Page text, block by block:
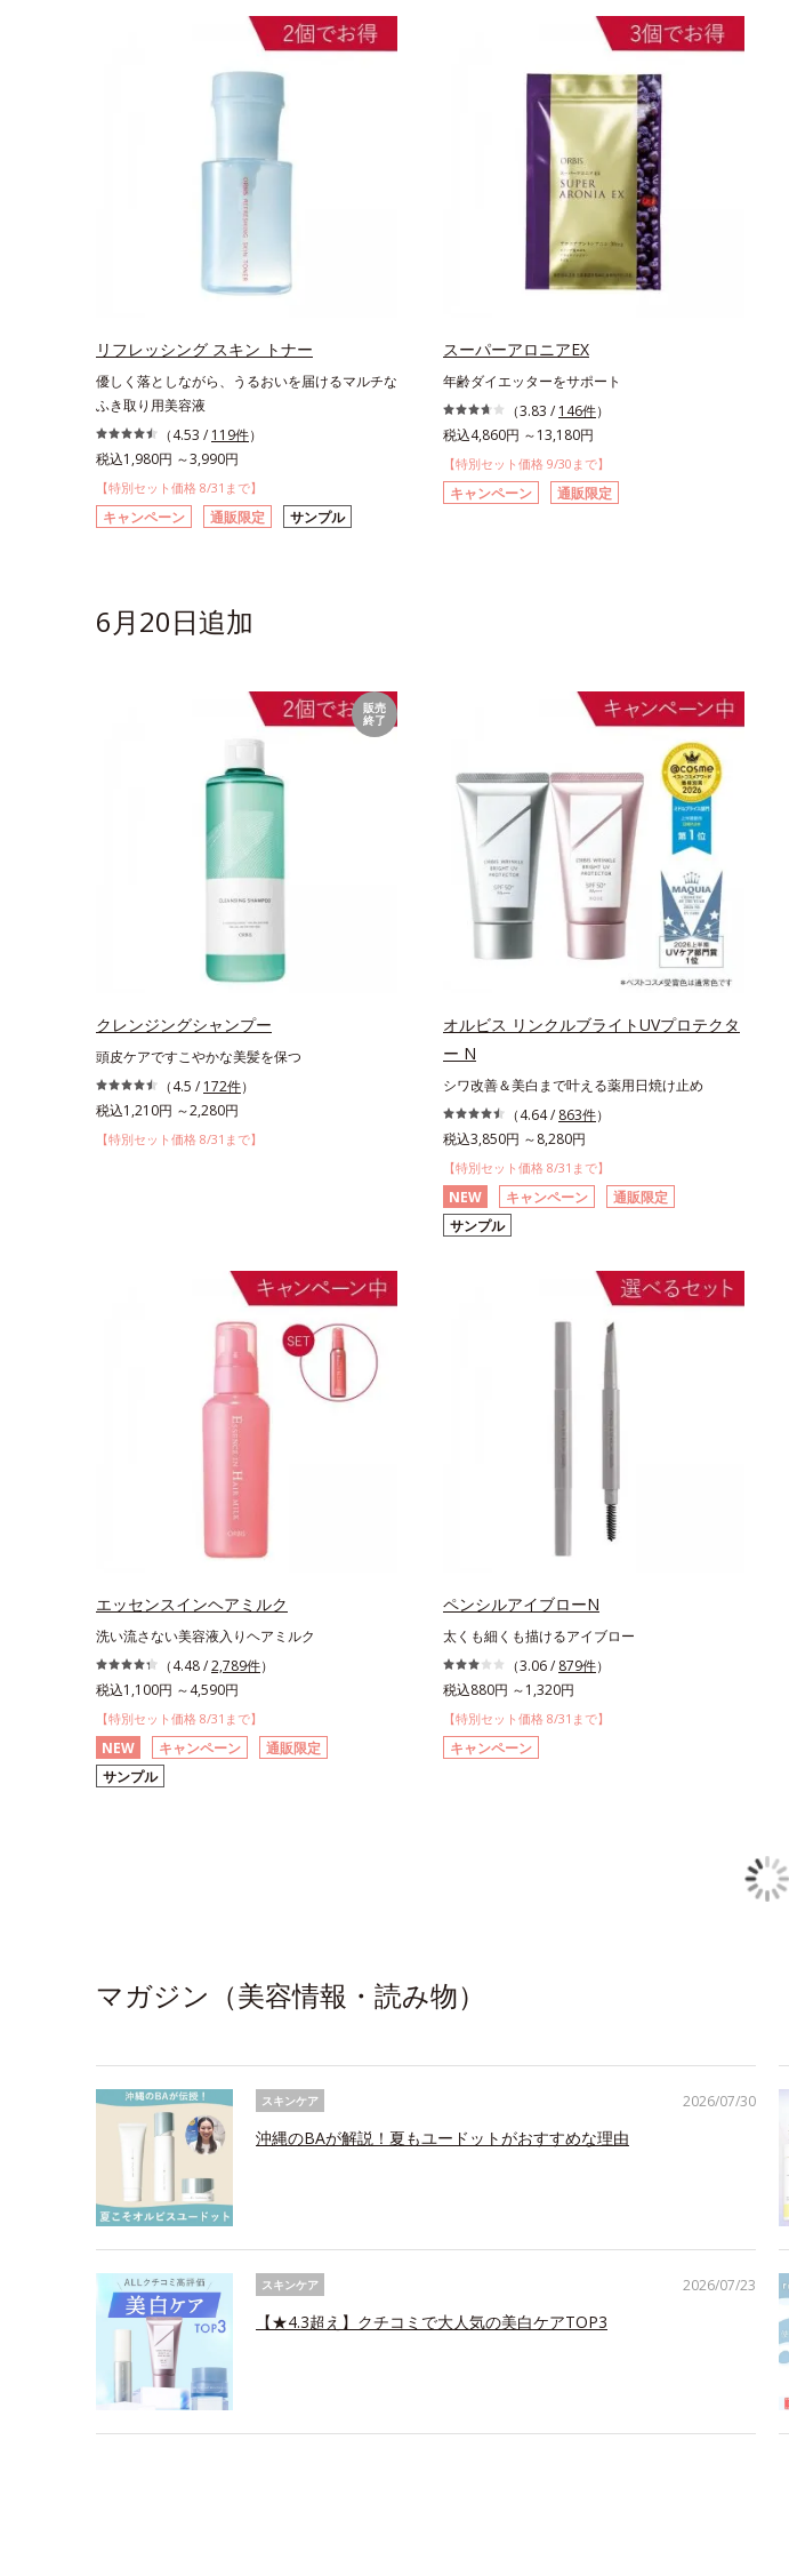
リフレッシング スキン トナー
優しく落としながら、うるおいを届けるマルチな
ふき取り用美容液
（4.53 / 119件）
税込1,980円 ～3,990円
【特別セット価格 8/31まで】
キャンペーン 通販限定 サンプル
スーパーアロニアEX
年齢ダイエッターをサポート
（3.83 / 146件）
税込4,860円 ～13,180円
【特別セット価格 9/30まで】
キャンペーン 通販限定
6月20日追加
販売
終了
クレンジングシャンプー
頭皮ケアですこやかな美髪を保つ
（4.5 / 172件）
税込1,210円 ～2,280円
【特別セット価格 8/31まで】
オルビス リンクルブライトUVプロテクタ
ー N
シワ改善＆美白まで叶える薬用日焼け止め
（4.64 / 863件）
税込3,850円 ～8,280円
【特別セット価格 8/31まで】
NEW キャンペーン
通販限定
サンプル
エッセンスインヘアミルク
洗い流さない美容液入りヘアミルク
（4.48 /2,789件）
税込1,100円 ～4,590円
【特別セット価格 8/31まで】
NEW キャンペーン
通販限定
サンプル
ペンシルアイブローN
太くも細くも描けるアイブロー
（3.06 / 879件）
税込880円 ～1,320円
【特別セット価格 8/31まで】
キャンペーン
マガジン（美容情報・読み物）
スキンケア
沖縄のBAが解説！夏もユードットがおすすめな理由
2026/07/30
スキンケア
【★4.3超え】クチコミで大人気の美白ケアTOP3
2026/07/23